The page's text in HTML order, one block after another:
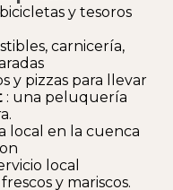
y tesoros
carnicería,
y pizzas para llevar
: una peluquería
local en la cuenca
local
y mariscos.